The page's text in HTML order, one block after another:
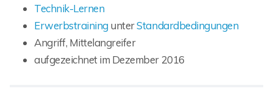
Technik-Lernen
Erwerbstraining unterStandardbedingungen
Angriff, Mittelangreifer
aufgezeichnet im Dezember 2016